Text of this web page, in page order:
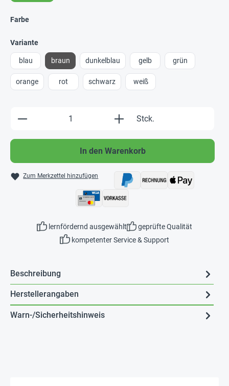
Farbe
Variante
blau braun dunkelblau gelb grün
orange rot schwarz weiß
Produkt Anzahl: Gib den gewünschten
Stck.
In den Warenkorb
Zum Merkzettel hinzufügen
lernfördernd ausgewählt
geprüfte Qualität
kompetenter Service & Support
Beschreibung
Herstellerangaben
Warn-/Sicherheitshinweis